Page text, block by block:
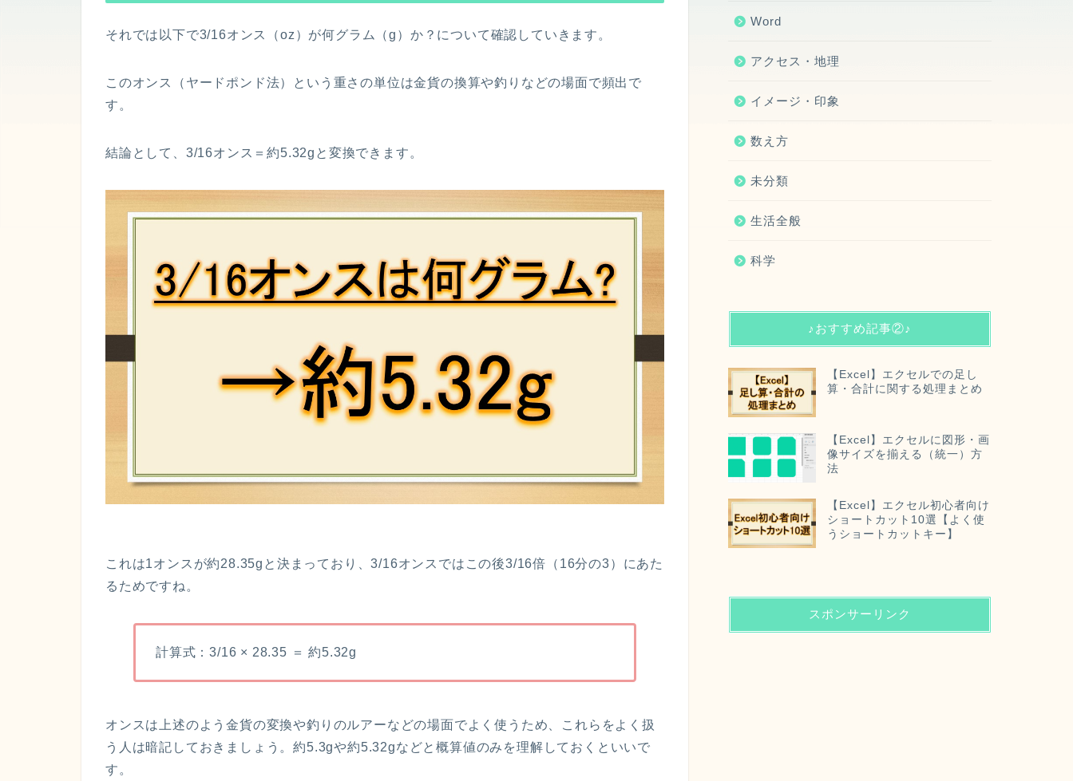
それでは以下で3/16オンス（oz）が何グラム（g）か？について確認していきます。
このオンス（ヤードポンド法）という重さの単位は金貨の換算や釣りなどの場面で頻出で
す。
結論として、3/16オンス＝約5.32gと変換できます。
これは1オンスが約28.35gと決まっており、3/16オンスではこの後3/16倍（16分の3）にあた
るためですね。
計算式：3/16 × 28.35 ＝ 約5.32g
オンスは上述のよう金貨の変換や釣りのルアーなどの場面でよく使うため、これらをよく扱
う人は暗記しておきましょう。約5.3gや約5.32gなどと概算値のみを理解しておくといいで
す。
Word
アクセス・地理
イメージ・印象
数え方
未分類
生活全般
科学
♪おすすめ記事②♪
【Excel】エクセルでの足し
算・合計に関する処理まとめ
【Excel】エクセルに図形・画
像サイズを揃える（統一）方
法
【Excel】エクセル初心者向け
ショートカット10選【よく使
うショートカットキー】
スポンサーリンク